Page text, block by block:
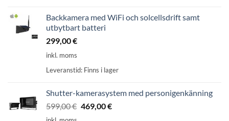
Backkamera med WiFi och solcellsdrift samt
utbytbart batteri
299,00€
inkl. moms
Leveranstid: Finns i lager
Shutter-kamerasystem med personigenkänning
599,00€ Ursprungligt
469,00€Aktuellt